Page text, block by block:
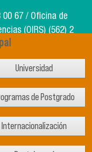
Universidad
de Postgrado
Internacionalización
00 67 / Oficina de
(OIRS) (562) 2
02 25